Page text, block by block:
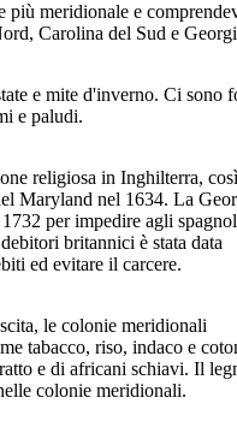
più meridionale e
Carolina del Sud e
e mite d'inverno. Ci sono
e paludi.
religiosa in Inghilterra, così
Maryland nel 1634. La
per impedire agli
britannici è stata data
ed evitare il carcere.
le colonie meridionali
tabacco, riso, indaco e
e di africani schiavi. Il
colonie meridionali.